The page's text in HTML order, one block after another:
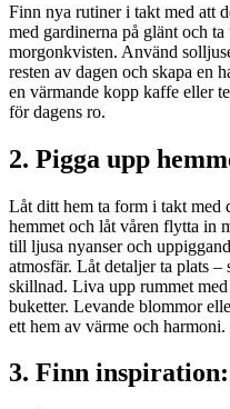
Finn nya rutiner i takt med att
med gardinerna på glänt och
morgonkvisten. Använd
resten av dagen och skapa en
en värmande kopp kaffe eller
för dagens ro.
2. Pigga upp
Låt ditt hem ta form i takt med
hemmet och låt våren flytta in
till ljusa nyanser och
atmosfär. Låt detaljer ta plats
skillnad. Liva upp rummet
buketter. Levande blommor
ett hem av värme och harmoni.
3. Finn inspiration: